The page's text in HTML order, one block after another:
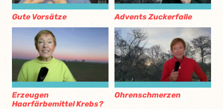
Gute Vorsätze Advents Zuckerfalle
Erzeugen
Haarfärbemittel Krebs?
Ohrenschmerzen